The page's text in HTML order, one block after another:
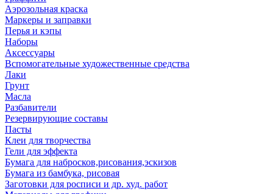
Аэрозольная краска
Маркеры и заправки
Перья и кэпы
Наборы
Аксессуары
Вспомогательные художественные средства
Лаки
Грунт
Масла
Разбавители
Резервирующие составы
Пасты
Клеи для творчества
Гели для эффекта
Бумага для набросков,рисования,эскизов
Бумага из бамбука, рисовая
Заготовки для росписи и др. худ. работ